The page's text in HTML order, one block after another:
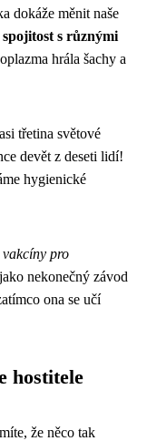
dokáže měnit naše
s různými
hrála šachy a
třetina světové
devět z deseti lidí!
hygienické
pro
nekonečný závod
ona se učí
hostitele
že něco tak